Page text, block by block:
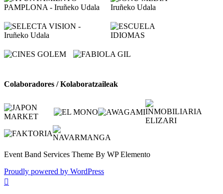
Colaboradores / Kolaboratzaileak
Event Band Services Theme By WP Elemento
Proudly powered by WordPress